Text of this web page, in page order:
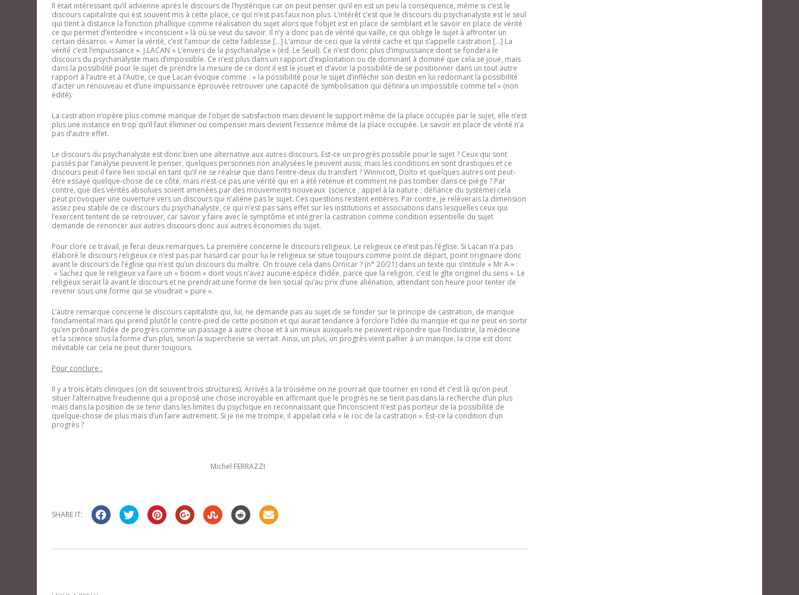
Il était intéressant qu’il advienne après le discours de l’hystérique car on peut penser qu’il en est un peu la conséquence, même si c’est le
discours capitaliste qui est souvent mis à cette place, ce qui n’est pas faux non plus. L’intérêt c’est que le discours du psychanalyste est le seul
qui tient à distance la fonction phallique comme réalisation du sujet alors que l’objet est en place de semblant et le savoir en place de vérité
ce qui permet d’entendre « inconscient » là où se veut du savoir. Il n’y a donc pas de vérité qui vaille, ce qui oblige le sujet à affronter un
certain désarroi. « Aimer la vérité, c’est l’amour de cette faiblesse […] L’amour de ceci que la vérité cache et qui s’appelle castration […] La
vérité c’est l’impuissance ». J.LACAN « L’envers de la psychanalyse » (éd. Le Seuil). Ce n’est donc plus d’impuissance dont se fondera le
discours du psychanalyste mais d’impossible. Ce n’est plus dans un rapport d’exploitation ou de dominant à dominé que cela se joue, mais
dans la possibilité pour le sujet de prendre la mesure de ce dont il est le jouet et d’avoir la possibilité de se positionner dans un tout autre
rapport à l’autre et à l’Autre, ce que Lacan évoque comme : « la possibilité pour le sujet d’infléchir son destin en lui redonnant la possibilité
d’acter un renouveau et d’une impuissance éprouvée retrouver une capacité de symbolisation qui définira un impossible comme tel » (non
édité).
La castration n’opère plus comme manque de l’objet de satisfaction mais devient le support même de la place occupée par le sujet, elle n’est
plus une instance en trop qu’il faut éliminer ou compenser mais devient l’essence même de la place occupée. Le savoir en place de vérité n’a
pas d’autre effet.
Le discours du psychanalyste est donc bien une alternative aux autres discours. Est-ce un progrès possible pour le sujet ? Ceux qui sont
passés par l’analyse peuvent le penser, quelques personnes non analysées le peuvent aussi, mais les conditions en sont drastiques et ce
discours peut-il faire lien social en tant qu’il ne se réalise que dans l’entre-deux du transfert ? Winnicott, Dolto et quelques autres ont peut-
être essayé quelque-chose de ce côté, mais n’est-ce pas une vérité qui en a été retenue et comment ne pas tomber dans ce piège ? Par
contre, que des vérités absolues soient amenées par des mouvements nouveaux (science ; appel à la nature ; défiance du système) cela
peut provoquer une ouverture vers un discours qui n’aliène pas le sujet. Ces questions restent entières. Par contre, je relèverais la dimension
assez peu stable de ce discours du psychanalyste, ce qui n’est pas sans effet sur les institutions et associations dans lesquelles ceux qui
l’exercent tentent de se retrouver, car savoir y faire avec le symptôme et intégrer la castration comme condition essentielle du sujet
demande de renoncer aux autres discours donc aux autres économies du sujet.
Pour clore ce travail, je ferai deux remarques. La première concerne le discours religieux. Le religieux ce n’est pas l’église. Si Lacan n’a pas
élaboré le discours religieux ce n’est pas par hasard car pour lui le religieux se situe toujours comme point de départ, point originaire donc
avant le discours de l’église qui n’est qu’un discours du maître. On trouve cela dans Ornicar ? (n° 20/21) dans un texte qui s’intitule « Mr A » :
« Sachez que le religieux va faire un « boom » dont vous n’avez aucune espèce d’idée, parce que la religion, c’est le gîte originel du sens ». Le
religieux serait là avant le discours et ne prendrait une forme de lien social qu’au prix d’une aliénation, attendant son heure pour tenter de
revenir sous une forme qui se voudrait « pure ».
L’autre remarque concerne le discours capitaliste qui, lui, ne demande pas au sujet de se fonder sur le principe de castration, de manque
fondamental mais qui prend plutôt le contre-pied de cette position et qui aurait tendance à forclore l’idée du manque et qui ne peut en sortir
qu’en prônant l’idée de progrès comme un passage à autre chose et à un mieux auxquels ne peuvent répondre que l’industrie, la médecine
et la science sous la forme d’un plus, sinon la supercherie se verrait. Ainsi, un plus, un progrès vient pallier à un manque, la crise est donc
inévitable car cela ne peut durer toujours.
Pour conclure :
Il y a trois états cliniques (on dit souvent trois structures). Arrivés à la troisième on ne pourrait que tourner en rond et c’est là qu’on peut
situer l’alternative freudienne qui a proposé une chose incroyable en affirmant que le progrès ne se tient pas dans la recherche d’un plus
mais dans la position de se tenir dans les limites du psychique en reconnaissant que l’inconscient n’est pas porteur de la possibilité de
quelque-chose de plus mais d’un faire autrement. Si je ne me trompe, il appelait cela « le roc de la castration ». Est-ce la condition d’un
progrès ?
Michel FERRAZZI
SHARE IT: